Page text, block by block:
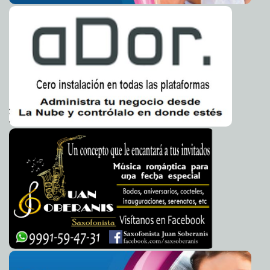
Con gran éxito se realizó el 1er Rally Familiar en
2023-03-06 09:01:48 Ejército y Fuerza Aérea Mexicanos invitan a mujeres a
2023-03-06 08:56:58 El Ayuntamiento de Mérida teje red de apoyo para
seguir empoderando a las mujeres del Municipio
2023-03-02 18:01:20 Yucatán, listo para la Convención Nacional Bancaria
2023-03-02 17:34:19 La lucha está abierta y es no regresar al pasado
2023-03-01 21:49:20 Presentan a constructores detalles del proyecto
Parque Thó
2023-03-01 21:39:19 Semana cultural en la Facultad de Odontología de la
Claudia Sofía Gómez Infante
2023-03-01 21:35:21 Niños de Quintana Roo promueven el uso de la lengua
A7
2023-03-01 21:29:43 Crean alianza en pro de construcciones sustentables
Carmen Alicia Briceño Sánchez
2023-03-01 21:24:29 Renán Barrera explora los mercados digitales para
impulsar a empresas locales Jorge Armando León Borges
2023-03-01 21:20:31 Insuficiencia energética, impidió llegada de Tesla a
Yucatán A7
Inicia cuarta etapa de restauración de los anexos del